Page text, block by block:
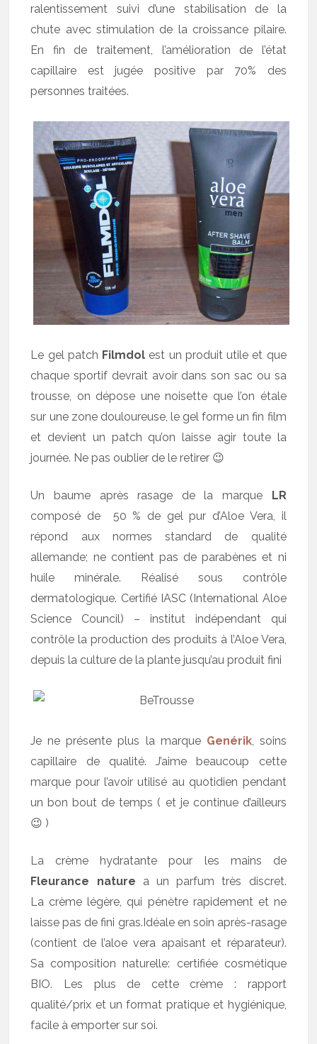
ralentissement suivi d’une stabilisation de la
chute avec stimulation de la croissance pilaire.
En fin de traitement, l’amélioration de l’état
capillaire est jugée positive par 70% des
personnes traitées.
Le gel patch Filmdol est un produit utile et que
chaque sportif devrait avoir dans son sac ou sa
trousse, on dépose une noisette que l’on étale
sur une zone douloureuse, le gel forme un fin film
et devient un patch qu’on laisse agir toute la
journée. Ne pas oublier de le retirer 😉
Un baume après rasage de la marqueLR
composé de 50 % de gel pur d’Aloe Vera, il
répond aux normes standard de qualité
allemande; ne contient pas de parabènes et ni
huile minérale. Réalisé sous contrôle
dermatologique. Certifié IASC (International Aloe
Science Council) – institut indépendant qui
contrôle la production des produits à l’Aloe Vera,
depuis la culture de la plante jusqu’au produit fini
Je ne présente plus la marque Genérik, soins
capillaire de qualité. J’aime beaucoup cette
marque pour l’avoir utilisé au quotidien pendant
un bon bout de temps ( et je continue d’ailleurs
😉 )
La crème hydratante pour les mains de
Fleurance nature a un parfum très discret.
La crème légère, qui pénètre rapidement et ne
laisse pas de fini gras.Idéale en soin après-rasage
(contient de l’aloe vera apaisant et réparateur).
Sa composition naturelle: certifiée cosmétique
BIO. Les plus de cette crème : rapport
qualité/prix et un format pratique et hygiénique,
facile à emporter sur soi.